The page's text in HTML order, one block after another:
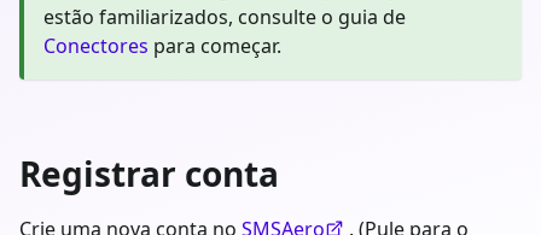
estão familiarizados, consulte o guia de
Conectores para começar.
Registrar conta
Crie uma nova conta no SMSAero
. (Pule para o